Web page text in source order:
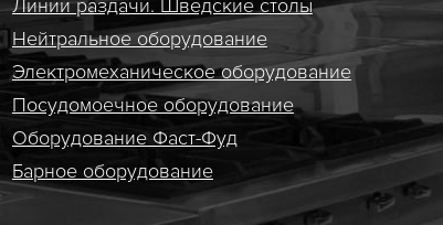
Линии раздачи. Шведские столы
Нейтральное оборудование
Электро­механическое оборудование
Посудомоечное оборудование
Оборудование Фаст-Фуд
Барное оборудование